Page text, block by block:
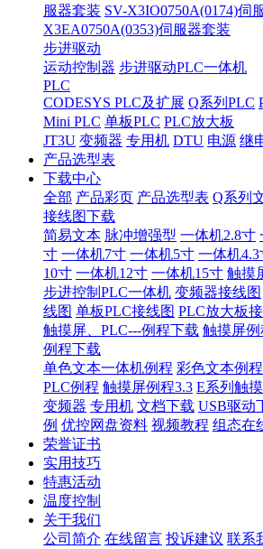
服器套装 SV-X3IO0750A(0174)伺
X3EA0750A(0353)伺服器套装
步进驱动
运动控制器 步进驱动PLC一体机
PLC
CODESYS PLC及扩展 Q系列PLC
Mini PLC 单板PLC PLC放大板
JT3U 变频器 专用机 DTU 电源 继
产品选型表
下载中心
全部 产品彩页 产品选型表 Q系列
接线图下载
简易文本 脉冲增强型 一体机2.8寸
寸 一体机7寸 一体机5寸 一体机4.3
10寸 一体机12寸 一体机15寸 触摸
步进控制PLC一体机 变频器接线图
线图 单板PLC接线图 PLC放大板
触摸屏、PLC---例程下载 触摸屏例
例程下载
单色文本一体机例程 彩色文本例程
PLC例程 触摸屏例程3.3 E系列触
变频器 专用机 文档下载 USB驱动
例 优控网盘资料 视频教程 组态在
荣誉证书
实用技巧
特惠活动
温度控制
关于我们
公司简介 在线留言 投诉建议 联系